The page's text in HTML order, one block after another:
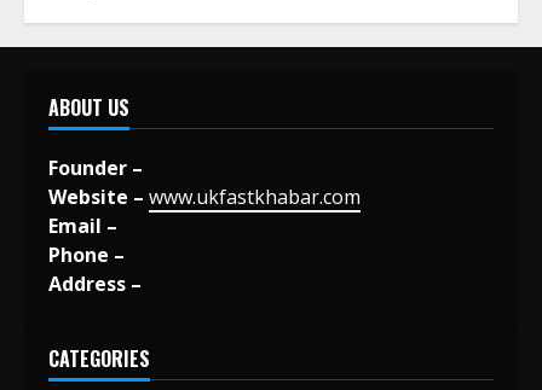
ABOUT US
Founder –
Website – www.ukfastkhabar.com
Email –
Phone –
Address –
CATEGORIES